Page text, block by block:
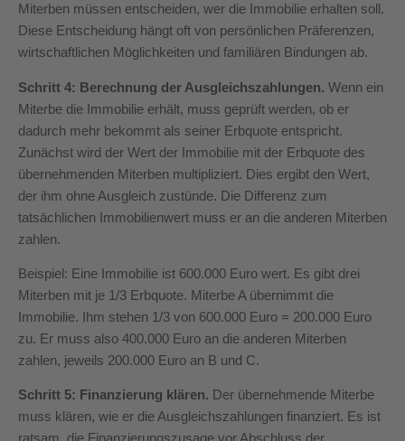
Miterben müssen entscheiden, wer die Immobilie erhalten soll.
Diese Entscheidung hängt oft von persönlichen Präferenzen,
wirtschaftlichen Möglichkeiten und familiären Bindungen ab.
Schritt 4: Berechnung der Ausgleichszahlungen. Wenn ein
Miterbe die Immobilie erhält, muss geprüft werden, ob er
dadurch mehr bekommt als seiner Erbquote entspricht.
Zunächst wird der Wert der Immobilie mit der Erbquote des
übernehmenden Miterben multipliziert. Dies ergibt den Wert,
der ihm ohne Ausgleich zustünde. Die Differenz zum
tatsächlichen Immobilienwert muss er an die anderen Miterben
zahlen.
Beispiel: Eine Immobilie ist 600.000 Euro wert. Es gibt drei
Miterben mit je 1/3 Erbquote. Miterbe A übernimmt die
Immobilie. Ihm stehen 1/3 von 600.000 Euro = 200.000 Euro
zu. Er muss also 400.000 Euro an die anderen Miterben
zahlen, jeweils 200.000 Euro an B und C.
Schritt 5: Finanzierung klären. Der übernehmende Miterbe
muss klären, wie er die Ausgleichszahlungen finanziert. Es ist